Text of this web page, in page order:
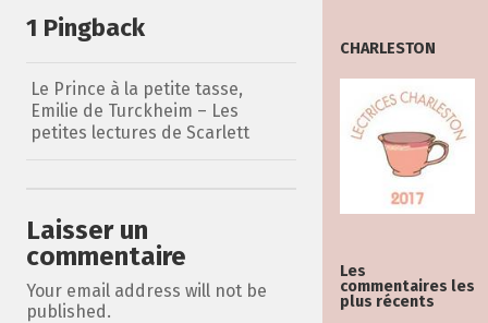
CHARLESTON
Les
commentaires les
plus récents
1 Pingback
Le Prince à la petite tasse,
Emilie de Turckheim – Les
petites lectures de Scarlett
Laisser un
commentaire
Your email address will not be
published.